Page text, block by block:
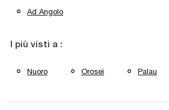
Ad Angolo
I più visti a :
Nuoro Orosei Palau